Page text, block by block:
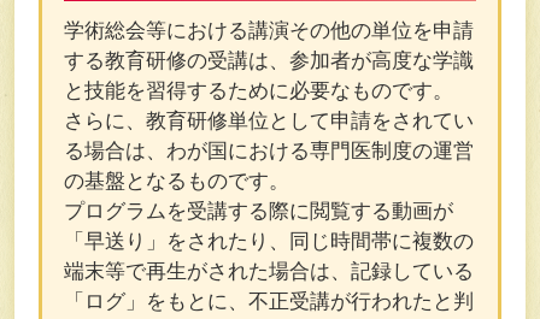
学術総会等における講演その他の単位を申請
する教育研修の受講は、参加者が高度な学識
と技能を習得するために必要なものです。
さらに、教育研修単位として申請をされてい
る場合は、わが国における専門医制度の運営
の基盤となるものです。
プログラムを受講する際に閲覧する動画が
「早送り」をされたり、同じ時間帯に複数の
端末等で再生がされた場合は、記録している
「ログ」をもとに、不正受講が行われたと判